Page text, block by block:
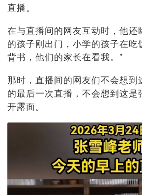
直播。
在与直播间的网友互动时，他还
的孩子刚出门，小学的孩子在吃
背书，他们的家长在看我。”
那时，直播间的网友们不会想到
的最后一次直播，不会想到这是
开露面。